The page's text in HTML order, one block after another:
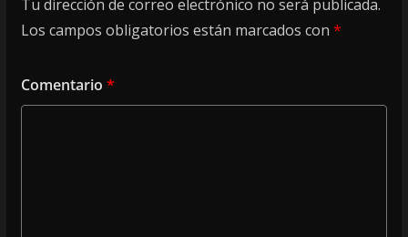
Tu dirección de correo electrónico no será publicada.
Los campos obligatorios están marcados con *
Comentario *